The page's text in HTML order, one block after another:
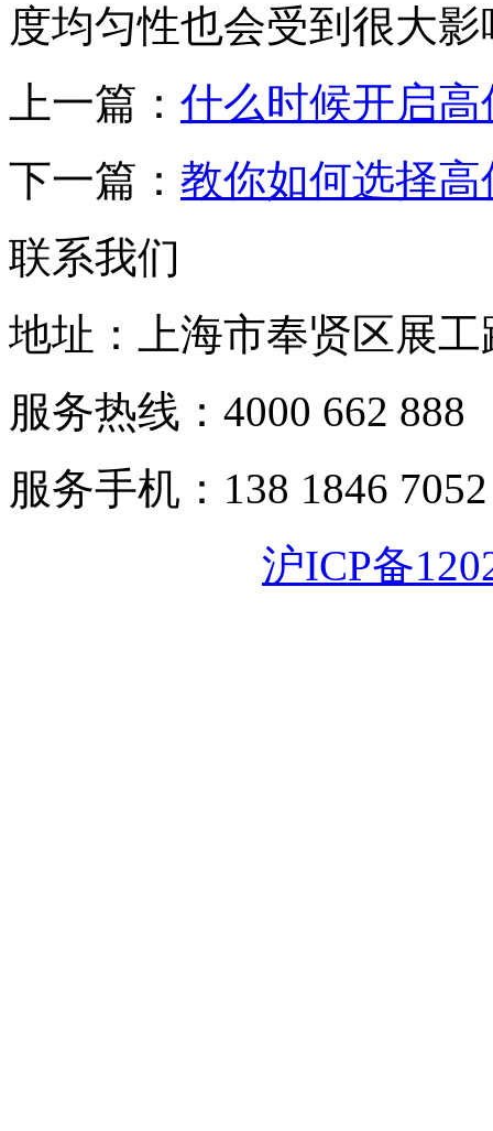
度均匀性也会受到很大影
上一篇： 什么时候开启
下一篇： 教你如何选择
联系我们
地址：上海市奉贤区展工
服务热线：4000 662 888
服务手机：138 1846 7052
沪ICP备